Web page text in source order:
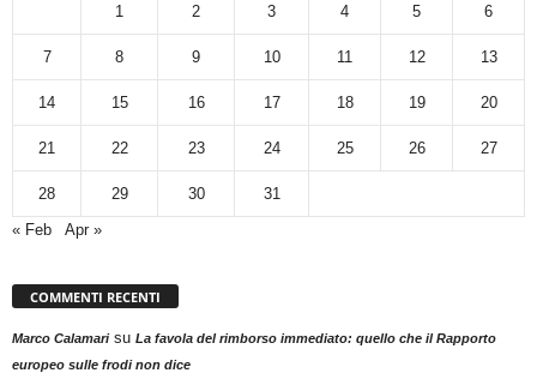
1 2 3 4 5 6
7 8 9 10 11 12 13
14 15 16 17 18 19 20
21 22 23 24 25 26 27
28 29 30
31
« Feb
Apr »
COMMENTI RECENTI
Marco Calamarisu La favola del rimborso immediato: quello che il Rapporto
europeo sulle frodi non dice